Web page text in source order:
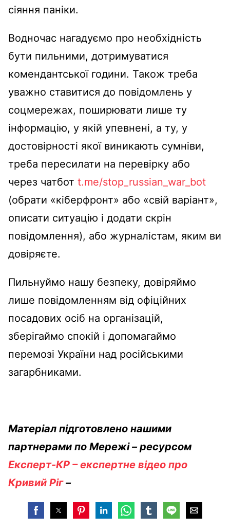
сіяння паніки.
Водночас нагадуємо про необхідність
бути пильними, дотримуватися
комендантської години. Також треба
уважно ставитися до повідомлень у
соцмережах, поширювати лише ту
інформацію, у якій упевнені, а ту, у
достовірності якої виникають сумніви,
треба пересилати на перевірку або
через чатбот t.me/stop_russian_war_bot
(обрати «кіберфронт» або «свій варіант»,
описати ситуацію і додати скрін
повідомлення), або журналістам, яким ви
довіряєте.
Пильнуймо нашу безпеку, довіряймо
лише повідомленням від офіційних
посадових осіб на організацій,
зберігаймо спокій і допомагаймо
перемозі України над російськими
загарбниками.
Матеріал підготовлено нашими
партнерами по Мережі – ресурсом
Експерт-КР – експертне відео про
Кривий Ріг–